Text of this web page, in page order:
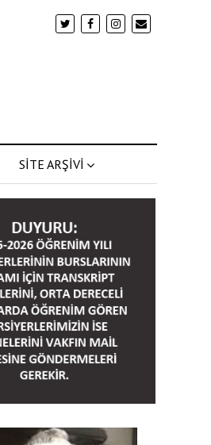
SİTE ARŞİVİ